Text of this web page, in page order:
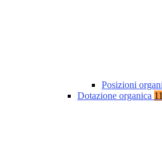
Posizioni
Dotazione organica 11